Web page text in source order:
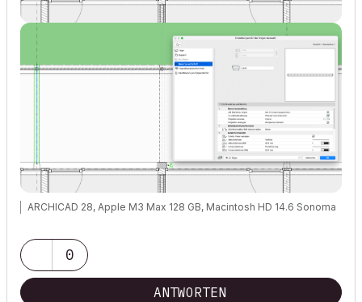
ARCHICAD 28, Apple M3 Max 128 GB, Macintosh HD 14.6 Sonoma
0
ANTWORTEN